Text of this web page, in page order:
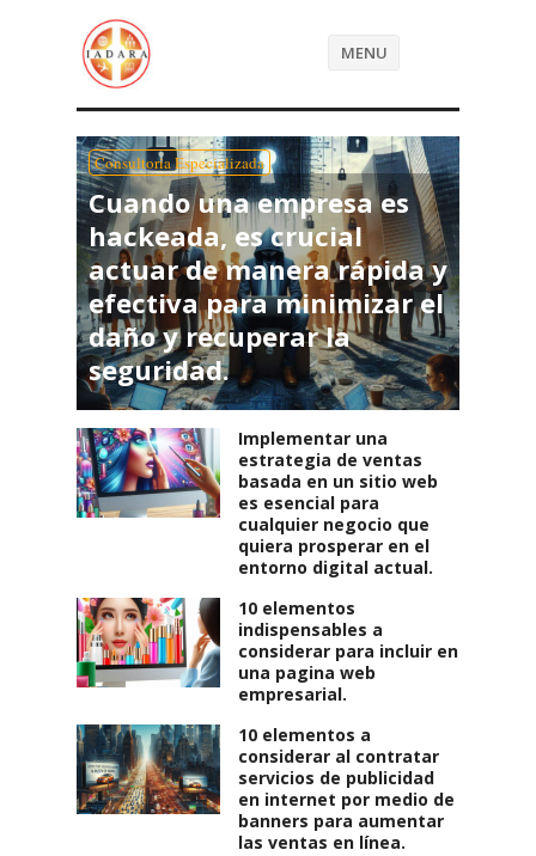
MENU
Cuando una empresa es
hackeada, es crucial
actuar de manera rápida y
efectiva para minimizar el
daño y recuperar la
seguridad.
Consultoria Especializada
Implementar una
estrategia de ventas
basada en un sitio web
es esencial para
cualquier negocio que
quiera prosperar en el
entorno digital actual.
10 elementos
indispensables a
considerar para incluir en
una pagina web
empresarial.
10 elementos a
considerar al contratar
servicios de publicidad
en internet por medio de
banners para aumentar
las ventas en línea.